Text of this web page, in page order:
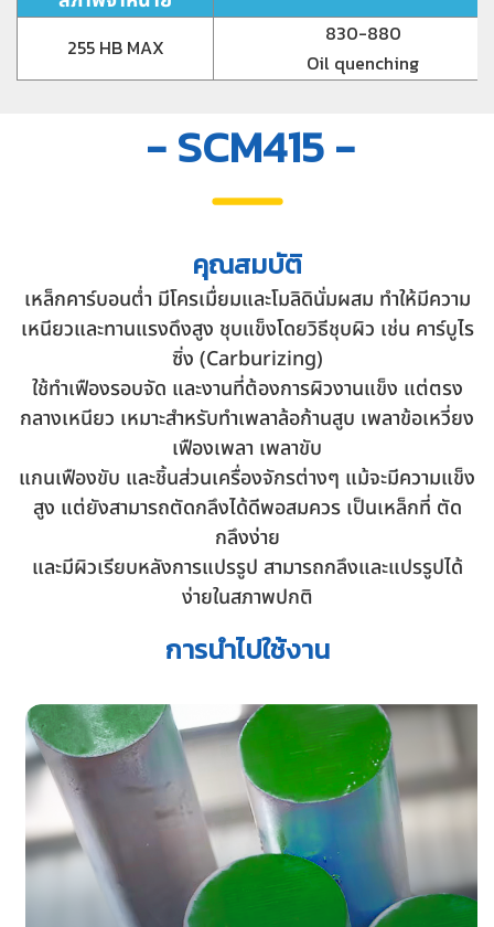
255 HB MAX
830-880
Oil quenching
- SCM415 -
คุณสมบัติ
เหล็กคาร์บอนต่ำ มีโครเมื่ยมและโมลิดินั่มผสม ทำให้มีความ
เหนียวและทานแรงดึงสูง ชุบแข็งโดยวิธีชุบผิว เช่น คาร์บูไร
ซิ่ง (Carburizing)
ใช้ทำเฟืองรอบจัด และงานที่ต้องการผิวงานแข็ง แต่ตรง
กลางเหนียว เหมาะสำหรับทำเพลาล้อก้านสูบ เพลาข้อเหวี่ยง
เฟืองเพลา เพลาขับ
แกนเฟืองขับ และชิ้นส่วนเครื่องจักรต่างๆ แม้จะมีความแข็ง
สูง แต่ยังสามารถตัดกลึงได้ดีพอสมควร เป็นเหล็กที่ ตัด
กลึงง่าย
และมีผิวเรียบหลังการแปรรูป สามารถกลึงและแปรรูปได้
ง่ายในสภาพปกติ
การนำไปใช้งาน